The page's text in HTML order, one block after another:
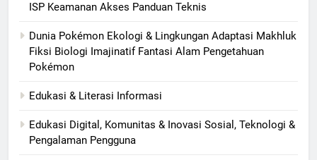
ISP Keamanan Akses Panduan Teknis
Dunia Pokémon Ekologi & Lingkungan Adaptasi Makhluk
Fiksi Biologi Imajinatif Fantasi Alam Pengetahuan
Pokémon
Edukasi & Literasi Informasi
Edukasi Digital, Komunitas & Inovasi Sosial, Teknologi &
Pengalaman Pengguna